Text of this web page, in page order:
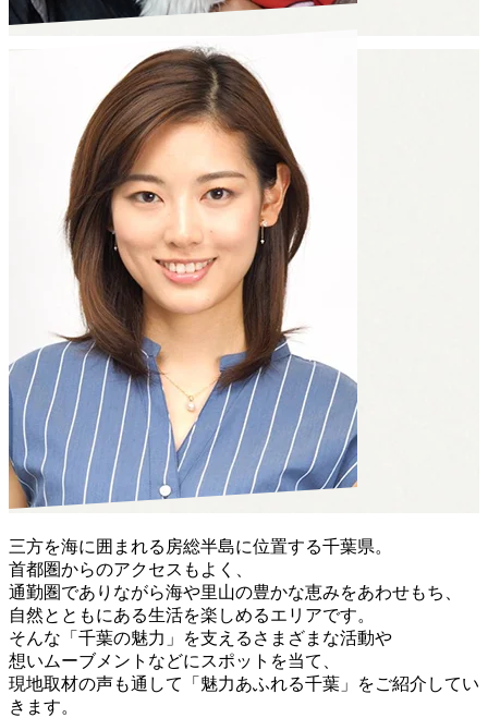
三方を海に囲まれる房総半島に位置する千葉県。
首都圏からのアクセスもよく、
通勤圏でありながら海や里山の豊かな恵みをあわせもち、
自然とともにある生活を楽しめるエリアです。
そんな「千葉の魅力」を支えるさまざまな活動や
想いムーブメントなどにスポットを当て、
現地取材の声も通して「魅力あふれる千葉」をご紹介してい
きます。